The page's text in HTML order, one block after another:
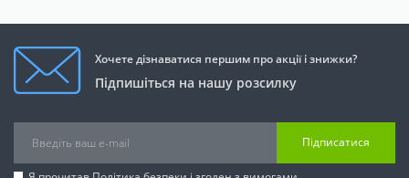
Хочете дізнаватися першим про акції і знижки?
Підпишіться на нашу розсилку
Підписатися